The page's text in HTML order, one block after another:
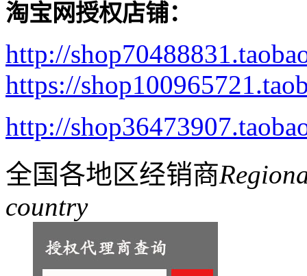
8011 小尖薄菜刀
淘宝网授权店铺：
http://
https://
http://
全国各地区经销商
country